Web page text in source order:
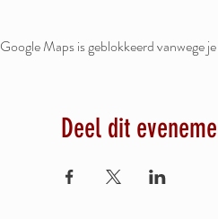
Google Maps is geblokkeerd vanwege
Deel dit